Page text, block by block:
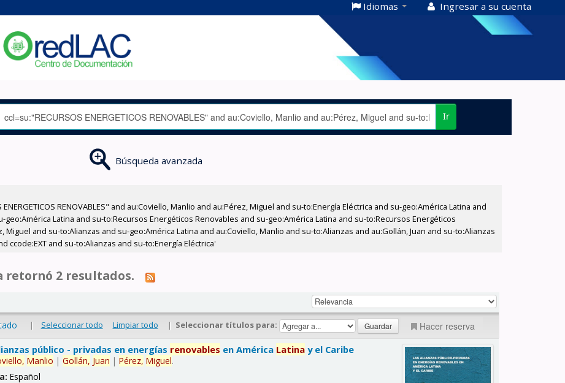
Idiomas Ingresar a su cuenta
Ir
Búsqueda avanzada
RENOVABLES" and au:Coviello, Manlio and au:Pérez, Miguel and su-to:Energía Eléctrica and su-geo:América Latina and
geo:América Latina and su-to:Recursos Energéticos Renovables and su-geo:América Latina and su-to:Recursos Energéticos
and su-to:Alianzas and su-geo:América Latina and au:Coviello, Manlio and su-to:Alianzas and au:Gollán, Juan and su-to:Alianzas
ccode:EXT and su-to:Alianzas and su-to:Energía Eléctrica'
retornó 2 resultados.
| Seleccionar todo Limpiar todo | Seleccionar títulos para: Hacer reserva
público - privadas en energías renovables en América Latina y el Caribe
Manlio |Gollán, Juan |Pérez, Miguel.
Español